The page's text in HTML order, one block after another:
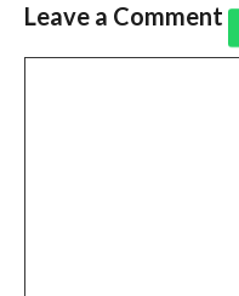
Leave a Comment